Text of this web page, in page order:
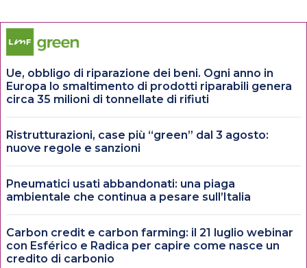
Ue, obbligo di riparazione dei beni. Ogni anno in
Europa lo smaltimento di prodotti riparabili genera
circa 35 milioni di tonnellate di rifiuti
Ristrutturazioni, case più “green” dal 3 agosto:
nuove regole e sanzioni
Pneumatici usati abbandonati: una piaga
ambientale che continua a pesare sull’Italia
Carbon credit e carbon farming: il 21 luglio webinar
con Esférico e Radica per capire come nasce un
credito di carbonio